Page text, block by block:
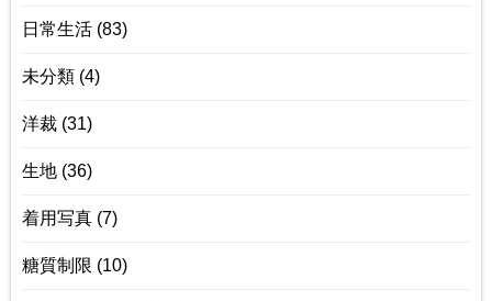
日常生活 (83)
未分類 (4)
洋裁 (31)
生地 (36)
着用写真 (7)
糖質制限 (10)